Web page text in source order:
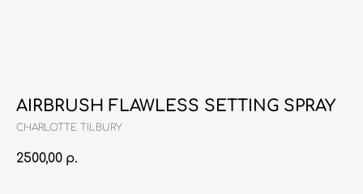
AIRBRUSH FLAWLESS SETTING SPRAY
CHARLOTTE TILBURY
2500,00 р.